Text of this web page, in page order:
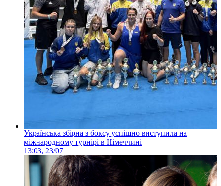
Українська збірна з боксу успішно виступила на
міжнародному турнірі в Німеччині
13:03, 23/07